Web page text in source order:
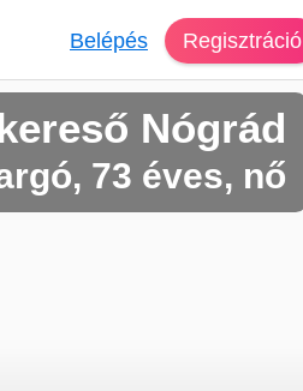
Belépés Regisztráció
Nógrád
73 éves, nő